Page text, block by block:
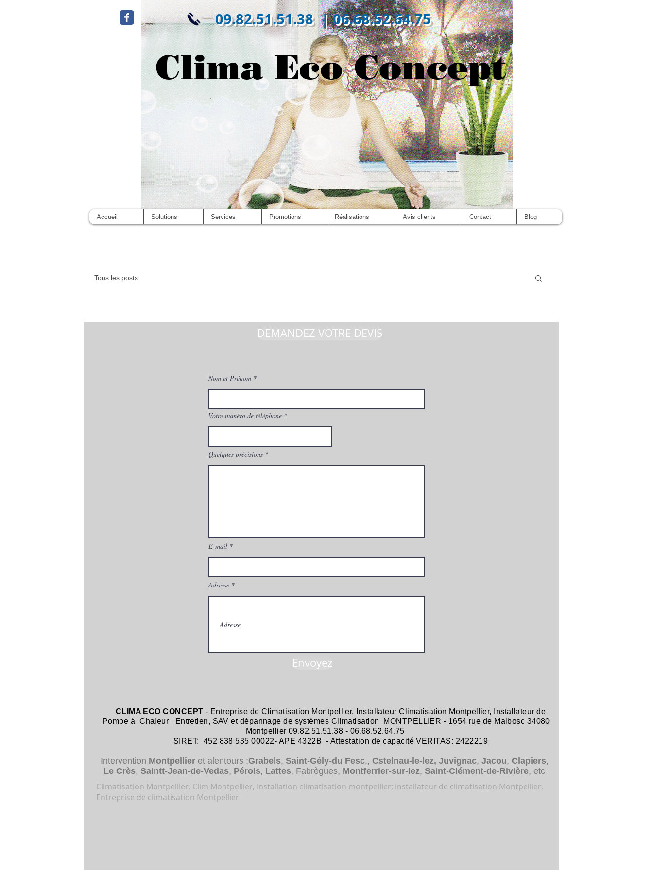
09.82.51.51.38 | 06.68.52.64.75
Clima Eco Concept
Accueil Solutions Services Promotions Réalisations Avis clients Contact Blog
Tous les posts
DEMANDEZ VOTRE DEVIS
Nom et Prénom
Votre numéro de téléphone
Quelques précisions
E-mail
Adresse
Envoyez
CLIMA ECO CONCEPT - Entreprise deClimatisation Montpellier, Installateur Climatisation Montpellier,
Installateur de
Pompe à Chaleur , Entretien, SAV et dépannage de systèmes Climatisation MONTPELLIER - 1654 rue de Malbosc 34080
Montpellier 09.82.51.51.38 - 06.68.52.64.75
SIRET: 452 838 535 00022- APE 4322B - Attestation de capacité VERITAS: 2422219
Intervention Montpellieret alentours :Grabels, Saint-Gély-du Fesc,, Cstelnau-le-lez, Juvignac, Jacou, Clapiers,
Le Crès, Saintt-Jean-de-Vedas, Pérols, Lattes, Fabrègues, Montferrier-sur-lez, Saint-Clément-de-Rivière, etc
Climatisation Montpellier, Clim Montpellier, Installation climatisation montpellier; installateur de climatisation Montpellier,
Entreprise de climatisation Montpellier